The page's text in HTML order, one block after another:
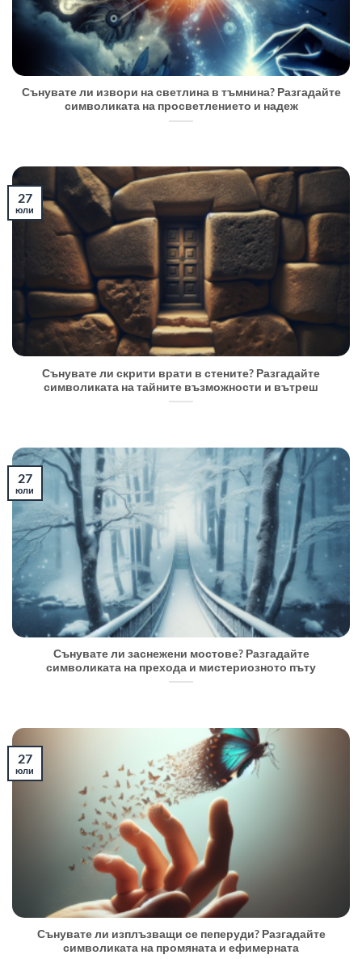
Сънувате ли извори на светлина в тъмнина? Разгадайте
символиката на просветлението и надеж
Сънувате ли скрити врати в стените? Разгадайте
символиката на тайните възможности и вътреш
27
юли
Сънувате ли заснежени мостове? Разгадайте
символиката на прехода и мистериозното пъту
27
юли
Сънувате ли изплъзващи се пеперуди? Разгадайте
символиката на промяната и ефимерната
27
юли